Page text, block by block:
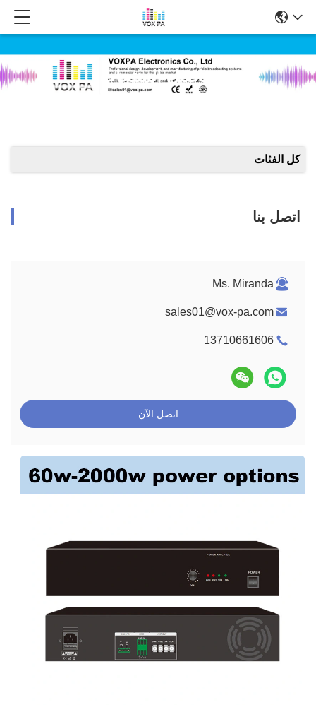
تفاصيل المنتجات
كل الفئات
اتصل بنا
Ms. Miranda
sales01@vox-pa.com
13710661606
اتصل الآن